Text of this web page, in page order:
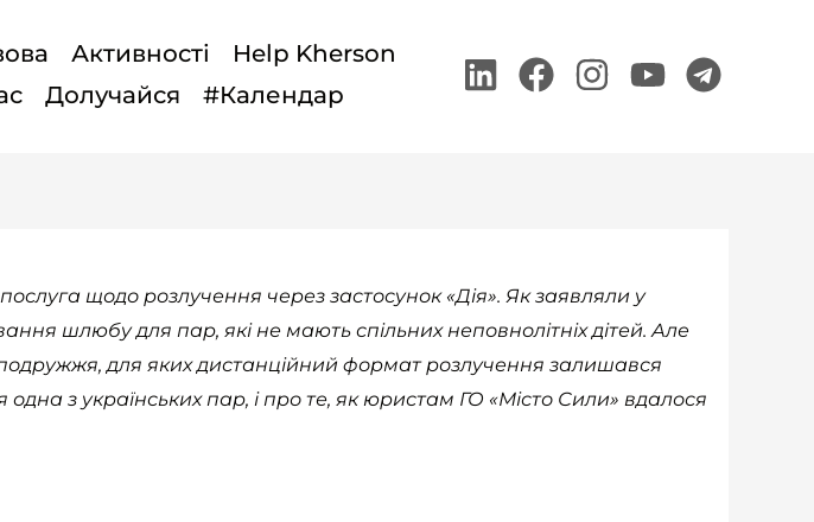
Linkedin
Facebook
Instagram
Youtube
Активності
Help Kherson
Долучайся #Календар
щодо розлучення через застосунок «Дія». Як заявляли у
шлюбу для пар, які не мають спільних неповнолітніх дітей. Але
для яких дистанційний формат розлучення залишався
з українських пар, і про те, як юристам ГО «Місто Сили» вдалося